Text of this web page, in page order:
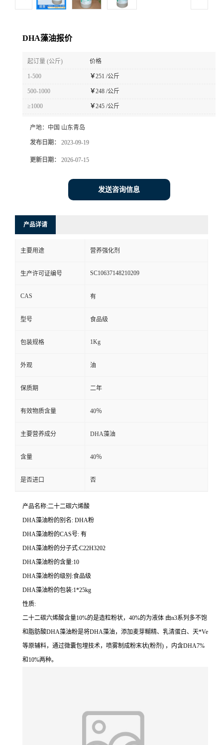
DHA藻油报价
起订量 (公斤) 价格
1-500 ￥251 /公斤
500-1000 ￥248 /公斤
≥1000 ￥245 /公斤
产地： 中国 山东青岛
发布日期： 2023-09-19
更新日期： 2026-07-15
发送咨询信息
产品详请
主要用途 营养强化剂
生产许可证编号 SC10637148210209
CAS 有
型号 食品级
包装规格 1Kg
外观 油
保质期 二年
有效物质含量 40％
主要营养成分 DHA藻油
含量 40％
是否进口 否
产品名称:二十二碳六烯酸
DHA藻油粉的别名: DHA粉
DHA藻油粉的CAS号: 有
DHA藻油粉的分子式:C22H3202
DHA藻油粉的含量:10
DHA藻油粉的级别:食品级
DHA藻油粉的包装:1*25kg
性质:
二十二碳六烯酸含量10%的是造粒粉状，40%的为液体 由n3系列多不饱
和脂肪酸DHA藻油粉是将DHA藻油，添加麦芽糊精、乳清蛋白、天*Ve
等原辅料，通过微囊包埋技术，喷雾制成粉末状(粉剂) ，内含DHA7%
和10%两种。